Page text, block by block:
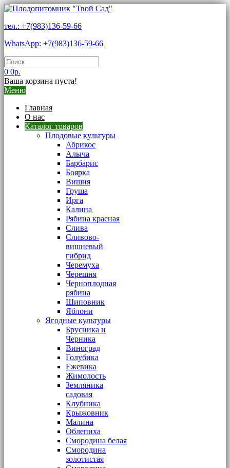
тел.: +7(983)136-59-66
WhatsApp: +7(983)136-59-66
0 0р.
Ваша корзина пуста!
Меню
Главная
О нас
Каталог товаров
Плодовые культуры
Абрикос
Алыча
Барбарис
Боярка
Вишня
Груша
Ирга
Калина
Рябина красная
Слива
Сливово-
вишневый
гибрид
Черемуха
Черешня
Черноплодная
рябина
Шиповник
Яблони
Ягодные культуры
Брусника и
Черника
Виноград
Голубика
Ежевика
Жимолость
Земляника
садовая
Клубника
Крыжовник
Малина
Облепиха
Смородина белая
Смородина
золотистая